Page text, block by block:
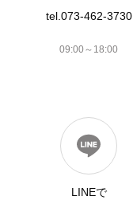
tel.073-462-3730
09:00～18:00
LINEで